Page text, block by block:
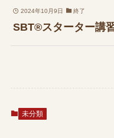
2024年10月9日 終了
SBT®スターター講
未分類